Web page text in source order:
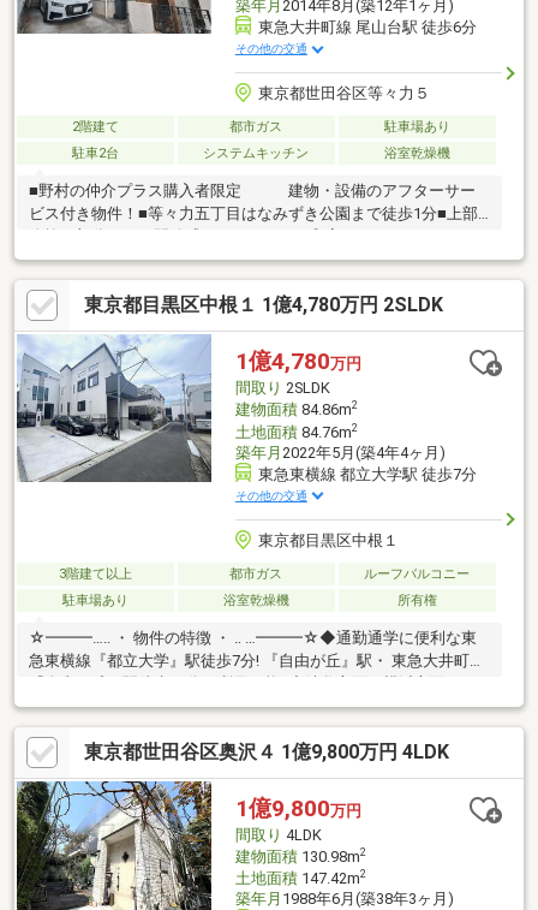
築年月 2014年8月(築12年1ヶ月)
東急大井町線 尾山台駅 徒歩6分
その他の交通
東京都世田谷区等々力５
2階建て 都市ガス
駐車場あり
駐車2台
システムキッチン 浴室乾燥機
■野村の仲介プラス購入者限定 建物・設備のアフターサー
ビス付き物件！■等々力五丁目はなみずき公園まで徒歩1分■上部
スありで収納力充実■1618サイズのバスルームで、ゆとりある広
さです テレビとジャグジー機能あり■カースペース2台あり（車
種による制限あり）■2人同時に使えるツインボウル洗面台を採用
■スーパー【オオゼキ尾山台店】まで徒歩5分！■等々力渓谷まで
東京都目黒区中根１ 1億4,780万円 2SLDK
1億4,780万円
間取り 2SLDK
建物面積84.86m2
土地面積84.76m2
築年月 2022年5月(築4年4ヶ月)
東急東横線 都立大学駅 徒歩7分
その他の交通
東京都目黒区中根１
3階建て以上 都市ガス
ルーフバルコニー
駐車場あり
浴室乾燥機 所有権
☆━━━…‥ ・ 物件の特徴 ・ ‥ …━━━☆◆通勤通学に便利な東
急東横線『都立大学』駅徒歩7分! 『自由が丘』駅・ 東急大井町線
に交通アクセス良好です♪◆周辺は閑静な住宅地につき落ち着い
た街並みでお過ごし頂けます♪◆スーパー、コンビニ、公園等、
生活環境良好♪是非、現地をご確認ください！☆━━━…‥ ・
━☆━ ・ ‥…━━━☆
東京都世田谷区奥沢４ 1億9,800万円 4LDK
1億9,800万円
間取り 4LDK
建物面積130.98m2
土地面積147.42m2
築年月 1988年6月(築38年3ヶ月)